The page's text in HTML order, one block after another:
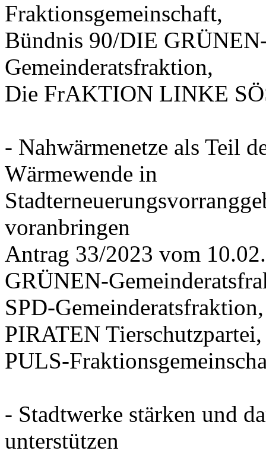
Fraktionsgemeinschaft,
Bündnis 90/DIE
Gemeinderatsfraktion,
Die FrAKTION LINKE
- Nahwärmenetze als Teil
Wärmewende in
voranbringen
Antrag 33/2023 vom
GRÜNEN-
SPD-
PIRATEN Tierschutzpartei,
PULS-
- Stadtwerke stärken und
unterstützen